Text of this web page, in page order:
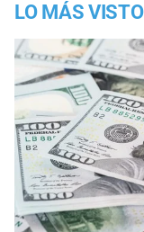
LO MÁS VISTO